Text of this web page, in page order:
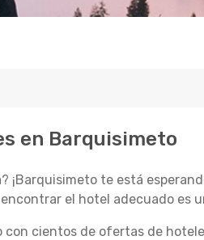
en Barquisimeto
¡Barquisimeto te está
el hotel adecuado es
cientos de ofertas de